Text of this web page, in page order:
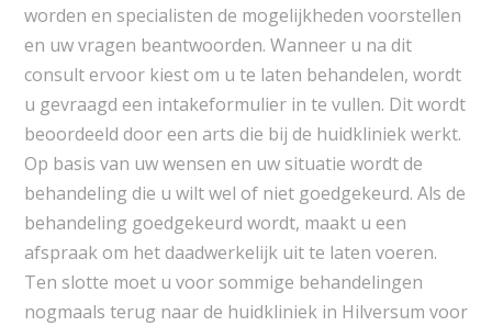
worden en specialisten de mogelijkheden voorstellen
en uw vragen beantwoorden. Wanneer u na dit
consult ervoor kiest om u te laten behandelen, wordt
u gevraagd een intakeformulier in te vullen. Dit wordt
beoordeeld door een arts die bij de huidkliniek werkt.
Op basis van uw wensen en uw situatie wordt de
behandeling die u wilt wel of niet goedgekeurd. Als de
behandeling goedgekeurd wordt, maakt u een
afspraak om het daadwerkelijk uit te laten voeren.
Ten slotte moet u voor sommige behandelingen
nogmaals terug naar de huidkliniek in Hilversum voor